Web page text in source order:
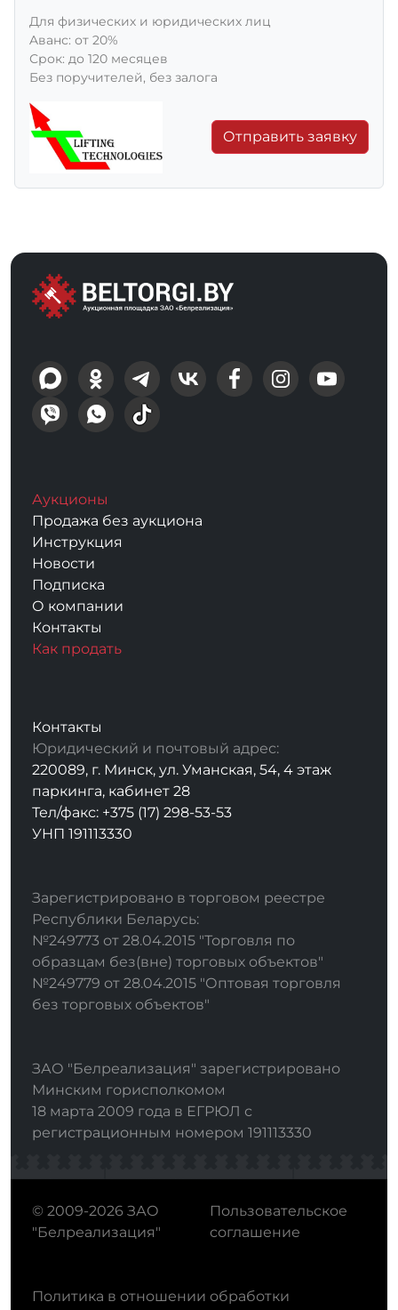
Для физических и юридических лиц
Aванс: от 20%
Срок: до 120 месяцев
Без поручителей, без залога
Отправить заявку
Аукционы
Продажа без аукциона
Инструкция
Новости
Подписка
О компании
Контакты
Как продать
Контакты
Юридический и почтовый адрес:
220089, г. Минск, ул. Уманская, 54, 4 этаж
паркинга, кабинет 28
Тел/факс: +375 (17) 298-53-53
УНП 191113330
Зарегистрировано в торговом реестре
Республики Беларусь:
№249773 от 28.04.2015 "Торговля по
образцам без(вне) торговых объектов"
№249779 от 28.04.2015 "Оптовая торговля
без торговых объектов"
ЗАО "Белреализация" зарегистрировано
Минским горисполкомом
18 марта 2009 года в ЕГРЮЛ с
регистрационным номером 191113330
© 2009-2026 ЗАО
"Белреализация"
Пользовательское
соглашение
Политика в отношении обработки